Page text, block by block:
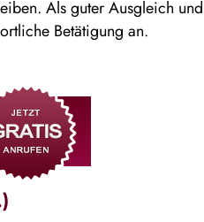
Als guter Ausgleich und
Betätigung an.